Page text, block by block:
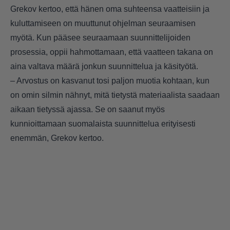
Grekov kertoo, että hänen oma suhteensa vaatteisiin ja
kuluttamiseen on muuttunut ohjelman seuraamisen
myötä. Kun pääsee seuraamaan suunnittelijoiden
prosessia, oppii hahmottamaan, että vaatteen takana on
aina valtava määrä jonkun suunnittelua ja käsityötä.
– Arvostus on kasvanut tosi paljon muotia kohtaan, kun
on omin silmin nähnyt, mitä tietystä materiaalista saadaan
aikaan tietyssä ajassa. Se on saanut myös
kunnioittamaan suomalaista suunnittelua erityisesti
enemmän, Grekov kertoo.